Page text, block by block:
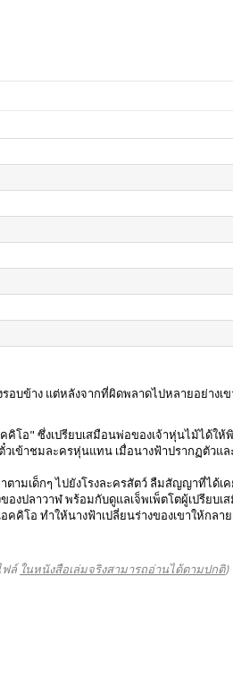
บข้าง แต่หลังจากที่ผิดพลาดไปหลายอย่าง
คิโอ" ซึ่งเปรียบเสมือนพ่อของเจ้าหุ่นไม้ได้
เข้าชมละครหุ่นแทน เมื่อนางฟ้าปรากฏตัว
ามเด็กๆ ไปยังโรงละครสัตว์ ลืมสัญญาที่ได้เค
งปลาวาฬ พร้อมกับดูแลเจ็พเพ็ตโตผู้เปรียบ
คิโอ ทำให้นางฟ้าเปลี่ยนร่างของเขาให้กลา
ฟล์ ในหนังสือเล่มจริงสามารถอ่านได้ตามปกติ)